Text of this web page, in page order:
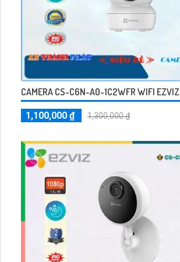
CAMERA CS-C6N-A0-1C2WFR WIFI EZVIZ
1,100,000 ₫ 1,300,000 ₫